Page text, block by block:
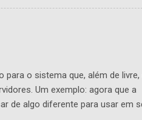
homologação para instalação do
escolas es...
o sistema que, além de livre,
Um exemplo: agora que a
de algo diferente para usar em